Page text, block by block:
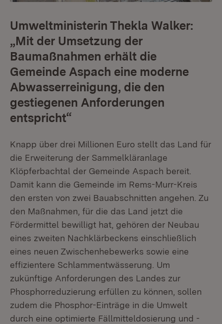
Umweltministerin Thekla Walker:
„Mit der Umsetzung der
Baumaßnahmen erhält die
Gemeinde Aspach eine moderne
Abwasserreinigung, die den
gestiegenen Anforderungen
entspricht“
Knapp über drei Millionen Euro stellt das Land für
die Erweiterung der Sammelkläranlage
Klöpferbachtal der Gemeinde Aspach bereit.
Damit kann die Gemeinde im Rems-Murr-Kreis
den ersten von zwei Bauabschnitten angehen. Zu
den Maßnahmen, für die das Land jetzt die
Fördermittel bewilligt hat, gehören der Neubau
eines zweiten Nachklärbeckens einschließlich
eines neuen Zwischenhebewerks sowie eine
effizientere Schlammentwässerung. Um
zukünftige Anforderungen des Landes zur
Phosphorreduzierung erfüllen zu können, sollen
zudem die Phosphor-Einträge in die Umwelt
durch eine optimierte Fällmitteldosierung und -